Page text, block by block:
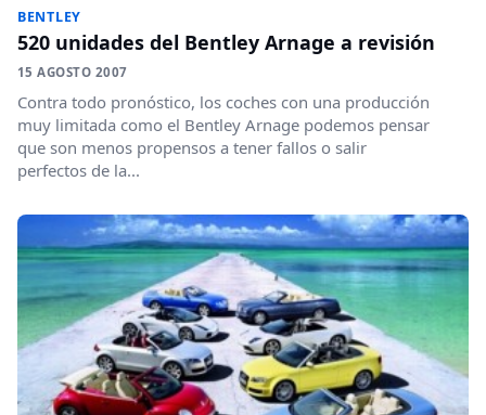
BENTLEY
520 unidades del Bentley Arnage a revisión
15 AGOSTO 2007
Contra todo pronóstico, los coches con una producción
muy limitada como el Bentley Arnage podemos pensar
que son menos propensos a tener fallos o salir
perfectos de la...